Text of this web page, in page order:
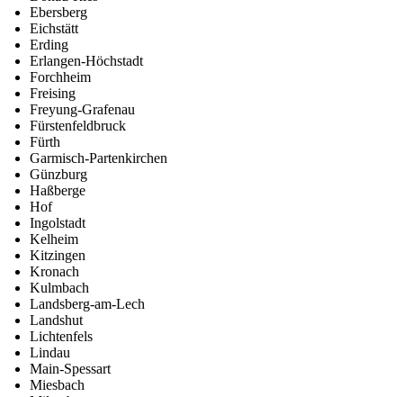
Ebersberg
Eichstätt
Erding
Erlangen-Höchstadt
Forchheim
Freising
Freyung-Grafenau
Fürstenfeldbruck
Fürth
Garmisch-Partenkirchen
Günzburg
Haßberge
Hof
Ingolstadt
Kelheim
Kitzingen
Kronach
Kulmbach
Landsberg-am-Lech
Landshut
Lichtenfels
Lindau
Main-Spessart
Miesbach